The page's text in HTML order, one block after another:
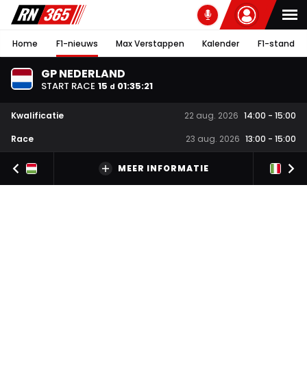
Home F1-nieuws Max Verstappen Kalender F1-stand
GP NEDERLAND
START RACE 15 d 01:35:20
Kwalificatie 22 aug. 2026 14:00 - 15:00
Race
23 aug. 2026 13:00 - 15:00
MEER INFORMATIE